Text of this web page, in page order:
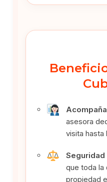
asesora
visita hasta
Seguridad
que toda la
propiedad